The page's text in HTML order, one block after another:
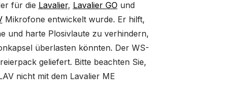
für die Lavalier, Lavalier GO und
Mikrofone entwickelt wurde. Er hilft,
und harte Plosivlaute zu verhindern,
überlasten könnten. Der WS-
geliefert. Bitte beachten Sie,
nicht mit dem Lavalier ME